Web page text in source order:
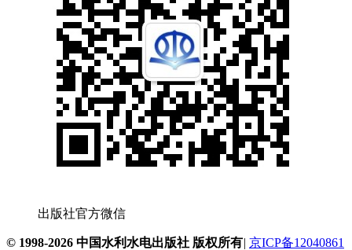
出版社官方微信
© 1998-2026 中国水利水电出版社 版权所有| 京ICP备12040861